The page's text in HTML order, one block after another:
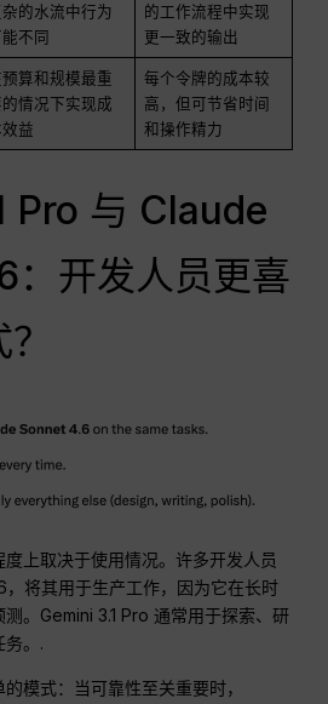
杂的水流中行为
能不同
的工作流程中实现
更一致的输出
预算和规模最重
的情况下实现成
效益
每个令牌的成本较
高，但可节省时间
和操作精力
Pro 与 Claude
开发人员更喜
上取决于使用情况。许多开发人员
将其用于生产工作，因为它在长时
。Gemini 3.1 Pro 通常用于探索、研
务。.
模式：当可靠性至关重要时，